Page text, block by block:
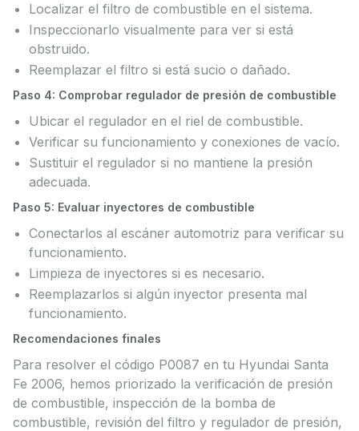
Localizar el filtro de combustible en el sistema.
Inspeccionarlo visualmente para ver si está
obstruido.
Reemplazar el filtro si está sucio o dañado.
Paso 4: Comprobar regulador de presión de combustible
Ubicar el regulador en el riel de combustible.
Verificar su funcionamiento y conexiones de vacío.
Sustituir el regulador si no mantiene la presión
adecuada.
Paso 5: Evaluar inyectores de combustible
Conectarlos al escáner automotriz para verificar su
funcionamiento.
Limpieza de inyectores si es necesario.
Reemplazarlos si algún inyector presenta mal
funcionamiento.
Recomendaciones finales
Para resolver el código P0087 en tu Hyundai Santa
Fe 2006, hemos priorizado la verificación de presión
de combustible, inspección de la bomba de
combustible, revisión del filtro y regulador de presión,